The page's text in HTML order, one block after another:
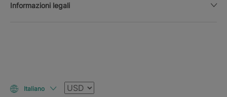
Informazioni legali
Italiano Valuta